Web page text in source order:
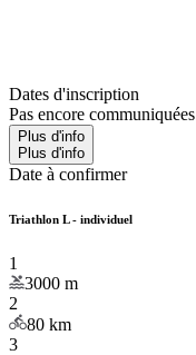
Dates d'inscription
Pas encore communiquées
Plus d'info
Plus d'info
Date à confirmer
Triathlon L - individuel
1
3000 m
2
80 km
3